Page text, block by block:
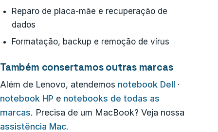
Reparo de placa-mãe e recuperação de
dados
Formatação, backup e remoção de vírus
Também consertamos outras marcas
Além de Lenovo, atendemos notebook Dell ·
notebook HP e notebooks de todas as
marcas. Precisa de um MacBook? Veja nossa
assistência Mac.